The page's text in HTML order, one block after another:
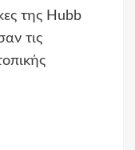
της Hubb
τις